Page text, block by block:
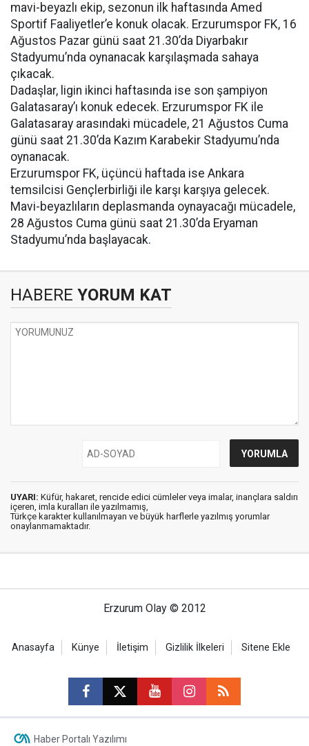
mavi-beyazlı ekip, sezonun ilk haftasında Amed
Sportif Faaliyetler’e konuk olacak. Erzurumspor FK, 16
Ağustos Pazar günü saat 21.30’da Diyarbakır
Stadyumu’nda oynanacak karşılaşmada sahaya
çıkacak.
Dadaşlar, ligin ikinci haftasında ise son şampiyon
Galatasaray’ı konuk edecek. Erzurumspor FK ile
Galatasaray arasındaki mücadele, 21 Ağustos Cuma
günü saat 21.30’da Kazım Karabekir Stadyumu’nda
oynanacak.
Erzurumspor FK, üçüncü haftada ise Ankara
temsilcisi Gençlerbirliği ile karşı karşıya gelecek.
Mavi-beyazlıların deplasmanda oynayacağı mücadele,
28 Ağustos Cuma günü saat 21.30’da Eryaman
Stadyumu’nda başlayacak.
HABERE YORUM KAT
UYARI: Küfür, hakaret, rencide edici cümleler veya imalar, inançlara saldırı
içeren, imla kuralları ile yazılmamış,
Türkçe karakter kullanılmayan ve büyük harflerle yazılmış yorumlar
onaylanmamaktadır.
Erzurum Olay © 2012
Anasayfa Künye İletişim Gizlilik İlkeleri Sitene Ekle
Haber Portalı Yazılımı